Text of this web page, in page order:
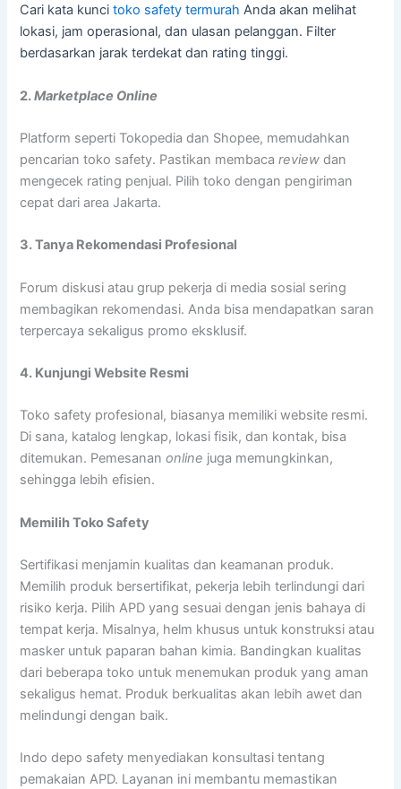
Cari kata kuncitoko safety termurah Anda akan melihat
lokasi, jam operasional, dan ulasan pelanggan. Filter
berdasarkan jarak terdekat dan rating tinggi.
2.Marketplace Online
Platform seperti Tokopedia dan Shopee, memudahkan
pencarian toko safety. Pastikan membacareview dan
mengecek rating penjual. Pilih toko dengan pengiriman
cepat dari area Jakarta.
3. Tanya Rekomendasi Profesional
Forum diskusi atau grup pekerja di media sosial sering
membagikan rekomendasi. Anda bisa mendapatkan saran
terpercaya sekaligus promo eksklusif.
4. Kunjungi Website Resmi
Toko safety profesional, biasanya memiliki website resmi.
Di sana, katalog lengkap, lokasi fisik, dan kontak, bisa
ditemukan. Pemesananonline juga memungkinkan,
sehingga lebih efisien.
Memilih Toko Safety
Sertifikasi menjamin kualitas dan keamanan produk.
Memilih produk bersertifikat, pekerja lebih terlindungi dari
risiko kerja. Pilih APD yang sesuai dengan jenis bahaya di
tempat kerja. Misalnya, helm khusus untuk konstruksi atau
masker untuk paparan bahan kimia. Bandingkan kualitas
dari beberapa toko untuk menemukan produk yang aman
sekaligus hemat. Produk berkualitas akan lebih awet dan
melindungi dengan baik.
Indo depo safety menyediakan konsultasi tentang
pemakaian APD. Layanan ini membantu memastikan